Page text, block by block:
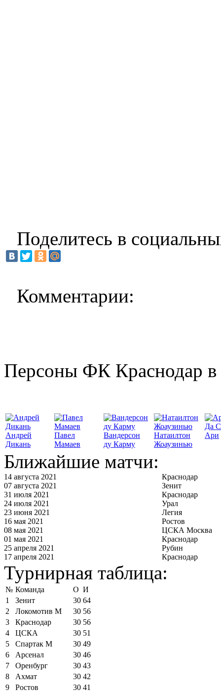
Поделитесь в
Комментарии:
Персоны ФК Краснодар в
Андрей
Дикань
Павел
Мамаев
Вандерсон
ду Карму
Натаилтон
Жоаузинью
Да
Ари
Ближайшие матчи:
14 августа 2021
Краснодар
07 августа 2021
Зенит
31 июля 2021
Краснодар
24 июля 2021
Урал
23 июня 2021
Легия
16 мая 2021
Ростов
08 мая 2021
ЦСКА Москва
01 мая 2021
Краснодар
25 апреля 2021
Рубин
17 апреля 2021
Краснодар
Турнирная таблица:
№ Команда О И
1
Зенит 30 64
2
Локомотив М 30 56
3
Краснодар 30 56
4
ЦСКА 30 51
5
Спартак М 30 49
6
Арсенал 30 46
7
Оренбург 30 43
8
Ахмат 30 42
9
Ростов 30 41